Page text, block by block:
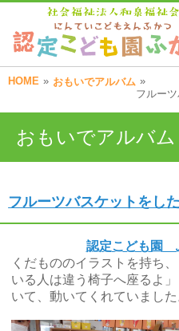
HOME » おもいでアルバム »
フルー
おもいでアルバム
フルーツバスケットをし
認定こども園
くだもののイラストを持ち
いる人は違う椅子へ座るよ
いて、動いてくれていました